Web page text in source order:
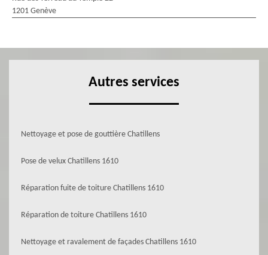
1201 Genève
Autres services
Nettoyage et pose de gouttière Chatillens
Pose de velux Chatillens 1610
Réparation fuite de toiture Chatillens 1610
Réparation de toiture Chatillens 1610
Nettoyage et ravalement de façades Chatillens 1610